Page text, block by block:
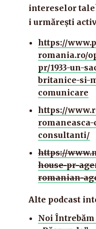
intereselor
i urmărești
https://
romania.ro/
pr/1933-un-
britanice-si-
comunicare
https://
consultanti/
https://
house-pr-
romanian-
Alte podcast
Noi